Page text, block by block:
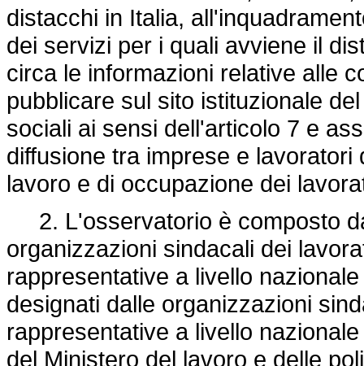
distacchi in Italia,
dei servizi per i quali avviene il
circa le informazioni relative alle
pubblicare sul sito istituzionale
sociali ai sensi dell'articolo 7 e
diffusione tra imprese e
lavoro e di occupazione dei
2. L'osservatorio è composto
organizzazioni sindacali dei
rappresentative a livello
designati dalle organizzazioni
rappresentative a livello
del Ministero del lavoro e delle